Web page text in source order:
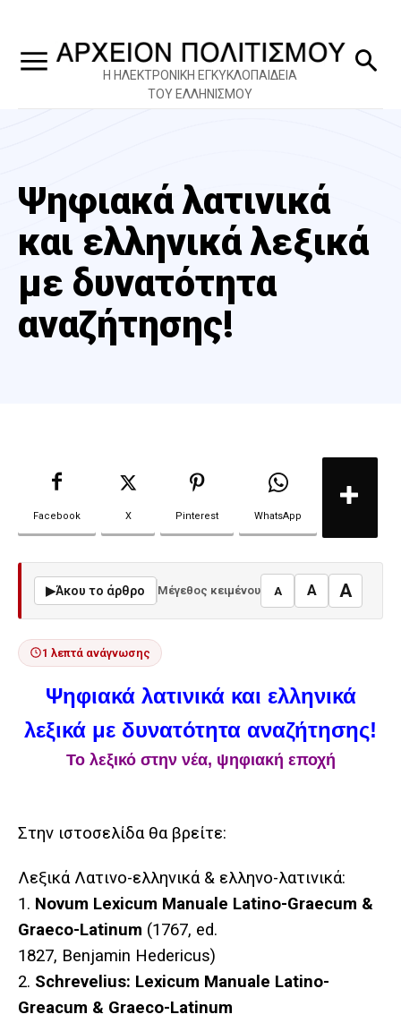
Η ΗΛΕΚΤΡΟΝΙΚΗ ΕΓΚΥΚΛΟΠΑΙΔΕΙΑ
ΤΟΥ ΕΛΛΗΝΙΣΜΟΥ
Ψηφιακά λατινικά
και ελληνικά λεξικά
με δυνατότητα
αναζήτησης!
Facebook X Pinterest WhatsApp
▶Άκου το άρθρο Μέγεθος κειμένου A A A
1 λεπτά ανάγνωσης
Ψηφιακά λατινικά και ελληνικά
λεξικά με δυνατότητα αναζήτησης!
Το λεξικό στην νέα, ψηφιακή εποχή
Στην ιστοσελίδα θα βρείτε:
Λεξικά Λατινο-ελληνικά & ελληνο-λατινικά:
1. Novum Lexicum Manuale Latino-Graecum &
Graeco-Latinum (1767, ed.
1827, Benjamin Hedericus)
2. Schrevelius: Lexicum Manuale Latino-
Greacum & Graeco-Latinum